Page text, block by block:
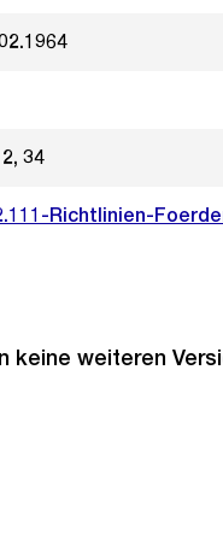
34
Richtlinien-
keine weiteren